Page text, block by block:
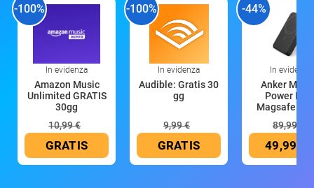
-100%
In evidenza
Amazon Music
Unlimited GRATIS
30gg
10,99 €
GRATIS
-100%
In evidenza
Audible: Gratis 30
gg
9,99 €
GRATIS
-44%
In evidenza
Anker
Power
Magsafe
89,99 €
49,99 €